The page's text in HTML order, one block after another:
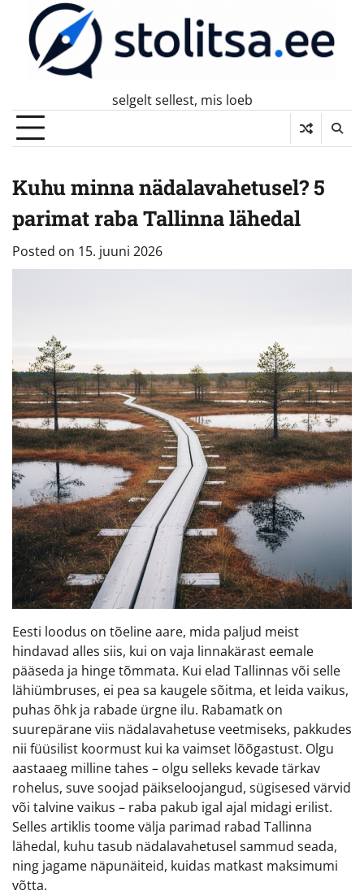
content
selgelt sellest, mis loeb
Kuhu minna nädalavahetusel? 5
parimat raba Tallinna lähedal
Posted on 15. juuni 2026
Eesti loodus on tõeline aare, mida paljud meist
hindavad alles siis, kui on vaja linnakärast eemale
pääseda ja hinge tõmmata. Kui elad Tallinnas või selle
lähiümbruses, ei pea sa kaugele sõitma, et leida vaikus,
puhas õhk ja rabade ürgne ilu. Rabamatk on
suurepärane viis nädalavahetuse veetmiseks, pakkudes
nii füüsilist koormust kui ka vaimset lõõgastust. Olgu
aastaaeg milline tahes – olgu selleks kevade tärkav
rohelus, suve soojad päikseloojangud, sügisesed värvid
või talvine vaikus – raba pakub igal ajal midagi erilist.
Selles artiklis toome välja parimad rabad Tallinna
lähedal, kuhu tasub nädalavahetusel sammud seada,
ning jagame näpunäiteid, kuidas matkast maksimumi
võtta.